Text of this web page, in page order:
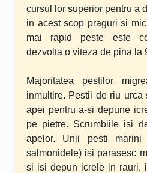
cursul lor superior pentru a
in acest scop praguri si
mai rapid peste este
dezvolta o viteza de pina la
Majoritatea pestilor
inmultire. Pestii de riu urca
apei pentru a-si depune
pe pietre. Scrumbiile isi
apelor. Unii pesti marini
salmonidele) isi parasesc
si isi depun icrele in rauri,